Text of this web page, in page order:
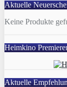
Aktuelle
Keine Produkte
Heimkino
Aktuelle